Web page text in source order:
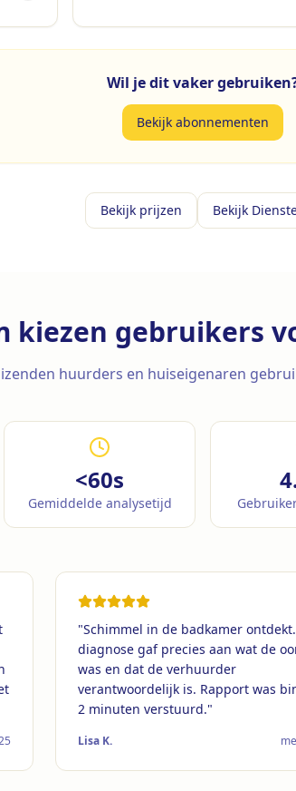
Wil je dit vaker
Bekijk abonnementen
Bekijk prijzen Bekijk
kiezen gebruikers
huurders en huiseigenaren
<60s
Gemiddelde analysetijd
"Schimmel in de badkamer
diagnose gaf precies aan wat de
was en dat de verhuurder
verantwoordelijk is. Rapport was
2 minuten verstuurd."
Lisa K.